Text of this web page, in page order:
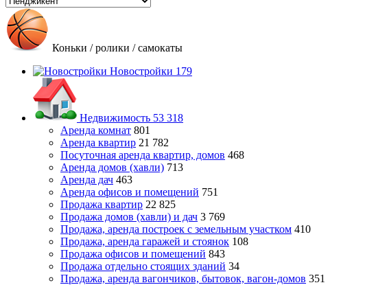
Коньки / ролики / самокаты
Новостройки 179
Недвижимость 53 318
Аренда комнат 801
Аренда квартир 21 782
Посуточная аренда квартир, домов 468
Аренда домов (хавли) 713
Аренда дач 463
Аренда офисов и помещений 751
Продажа квартир 22 825
Продажа домов (хавли) и дач 3 769
Продажа, аренда построек с земельным участком 410
Продажа, аренда гаражей и стоянок 108
Продажа офисов и помещений 843
Продажа отдельно стоящих зданий 34
Продажа, аренда вагончиков, бытовок, вагон-домов 351